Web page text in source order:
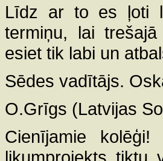
Līdz ar to es ļoti
termiņu, lai
esiet tik labi un
Sēdes vadītājs.
O.Grīgs (Latvijas
Cienījamie